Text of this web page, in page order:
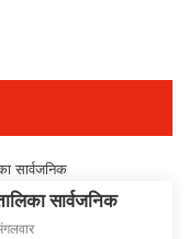
सार्वजनिक